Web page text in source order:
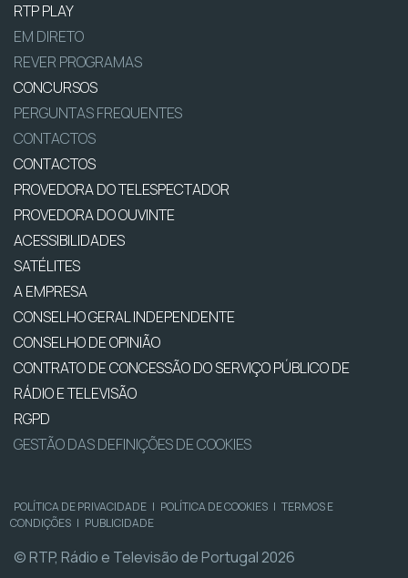
RTP PLAY
EM DIRETO
REVER PROGRAMAS
CONCURSOS
PERGUNTAS FREQUENTES
CONTACTOS
CONTACTOS
PROVEDORA DO TELESPECTADOR
PROVEDORA DO OUVINTE
ACESSIBILIDADES
SATÉLITES
A EMPRESA
CONSELHO GERAL INDEPENDENTE
CONSELHO DE OPINIÃO
CONTRATO DE CONCESSÃO DO SERVIÇO PÚBLICO DE
RÁDIO E TELEVISÃO
RGPD
GESTÃO DAS DEFINIÇÕES DE COOKIES
POLÍTICA DE PRIVACIDADE | POLÍTICA DE COOKIES | TERMOS E
CONDIÇÕES | PUBLICIDADE
© RTP, Rádio e Televisão de Portugal 2026